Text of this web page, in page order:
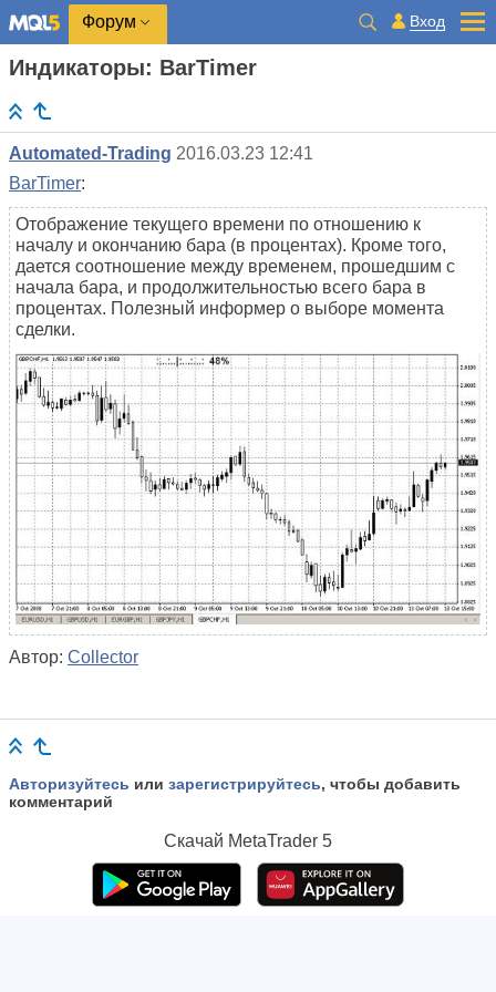
Форум Вход
Индикаторы: BarTimer
Automated-Trading 2016.03.23 12:41
BarTimer:
Отображение текущего времени по отношению к
началу и окончанию бара (в процентах). Кроме того,
дается соотношение между временем, прошедшим с
начала бара, и продолжительностью всего бара в
процентах. Полезный информер о выборе момента
сделки.
Автор: Collector
Авторизуйтесь или зарегистрируйтесь, чтобы добавить
комментарий
Скачай MetaTrader 5